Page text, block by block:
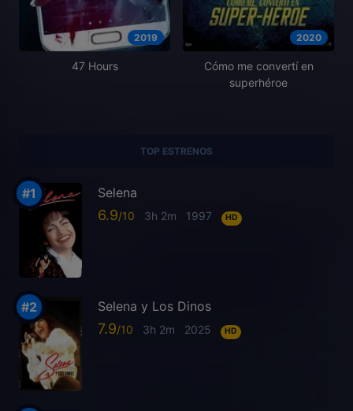
2019
47 Hours
2020
Cómo me convertí en
superhéroe
TOP ESTRENOS
Selena
6.9 3h 2m 1997 HD
Selena y Los Dinos
7.9 3h 2m 2025 HD